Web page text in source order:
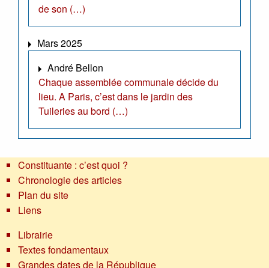
de son (…)
Mars 2025
André Bellon
Chaque assemblée communale décide du
lieu. A Paris, c’est dans le jardin des
Tuileries au bord (…)
Constituante : c’est quoi ?
Chronologie des articles
Plan du site
Liens
Librairie
Textes fondamentaux
Grandes dates de la République